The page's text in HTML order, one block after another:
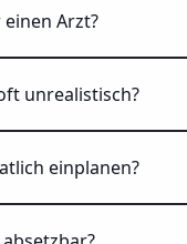
Arzt?
unrealistisch?
einplanen?